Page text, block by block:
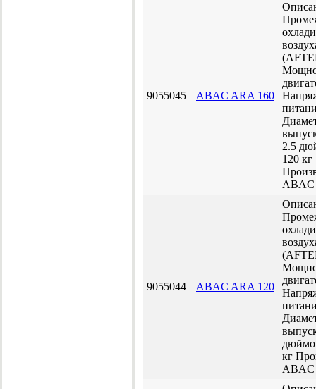
9055045 ABAC ARA 160
2.5
120 кг
ABAC
9055044 ABAC ARA 120
кг
ABAC